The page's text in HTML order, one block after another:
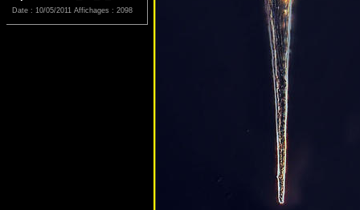
Date : 10/05/2011 Affichages : 2098